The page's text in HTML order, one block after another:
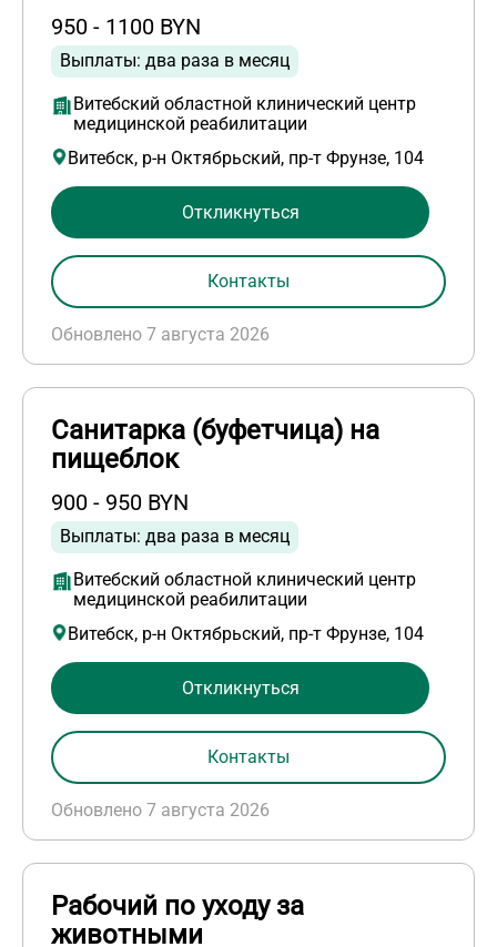
950 - 1100 BYN
Выплаты: два раза в месяц
Витебский областной клинический центр
медицинской реабилитации
Витебск, р-н Октябрьский, пр-т Фрунзе, 104
Обновлено 7 августа 2026
Откликнуться
Контакты
Санитарка (буфетчица) на
пищеблок
900 - 950 BYN
Выплаты: два раза в месяц
Витебский областной клинический центр
медицинской реабилитации
Витебск, р-н Октябрьский, пр-т Фрунзе, 104
Обновлено 7 августа 2026
Откликнуться
Контакты
Рабочий по уходу за
животными